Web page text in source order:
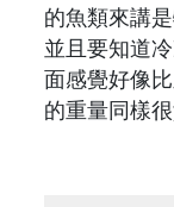
的魚類來講
並且要知道
面感覺好像
的重量同樣很